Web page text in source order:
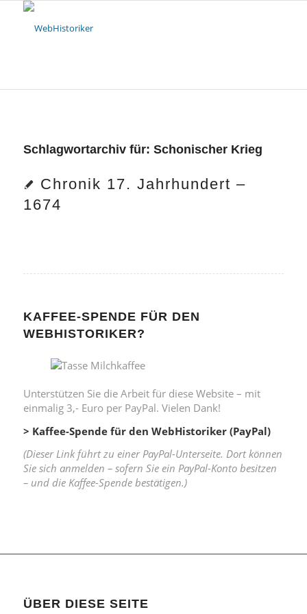
Schlagwortarchiv für: Schonischer Krieg
Chronik 17. Jahrhundert –
1674
KAFFEE-SPENDE FÜR DEN
WEBHISTORIKER?
Unterstützen Sie die Arbeit für diese Website – mit
einmalig 3,- Euro per PayPal. Vielen Dank!
> Kaffee-Spende für den WebHistoriker (PayPal)
(Dieser Link führt zu einer PayPal-Unterseite. Dort können
Sie sich anmelden – sofern Sie ein PayPal-Konto besitzen
– und die Kaffee-Spende bestätigen.)
ÜBER DIESE SEITE